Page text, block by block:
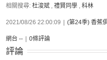
相關搜尋: 杜浚斌 , 禮賢同學 , 科林
2021/08/26 22:00:09 (第24季) 香蕉
網台 -- 0條評論
評論